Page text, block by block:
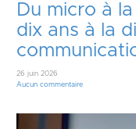
Du micro à
dix ans à la
26 juin 2026
Aucun commentaire